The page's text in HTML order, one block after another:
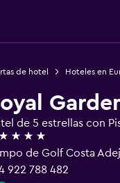
de hotel Hoteles en
de 5 estrellas con
de Golf Costa
922 788 482